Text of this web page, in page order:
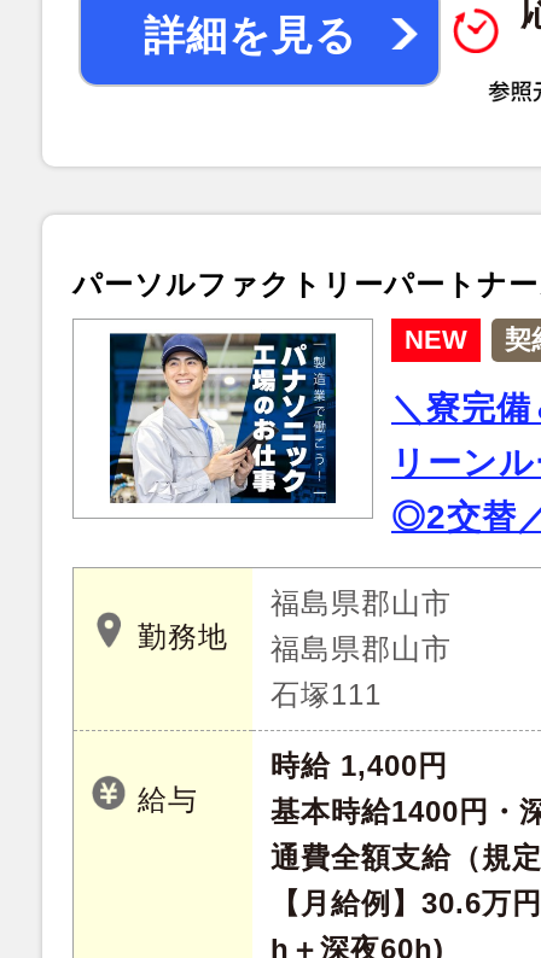
詳細を見る
パーソルファクトリーパートナ
NEW 契
＼寮完
リーン
◎2交替
勤務地
福島県郡山市
福島県郡山市
石塚111
給与
時給 1,400円
基本時給1400円・
通費全額支給（規
【月給例】30.6万
h＋深夜60h)